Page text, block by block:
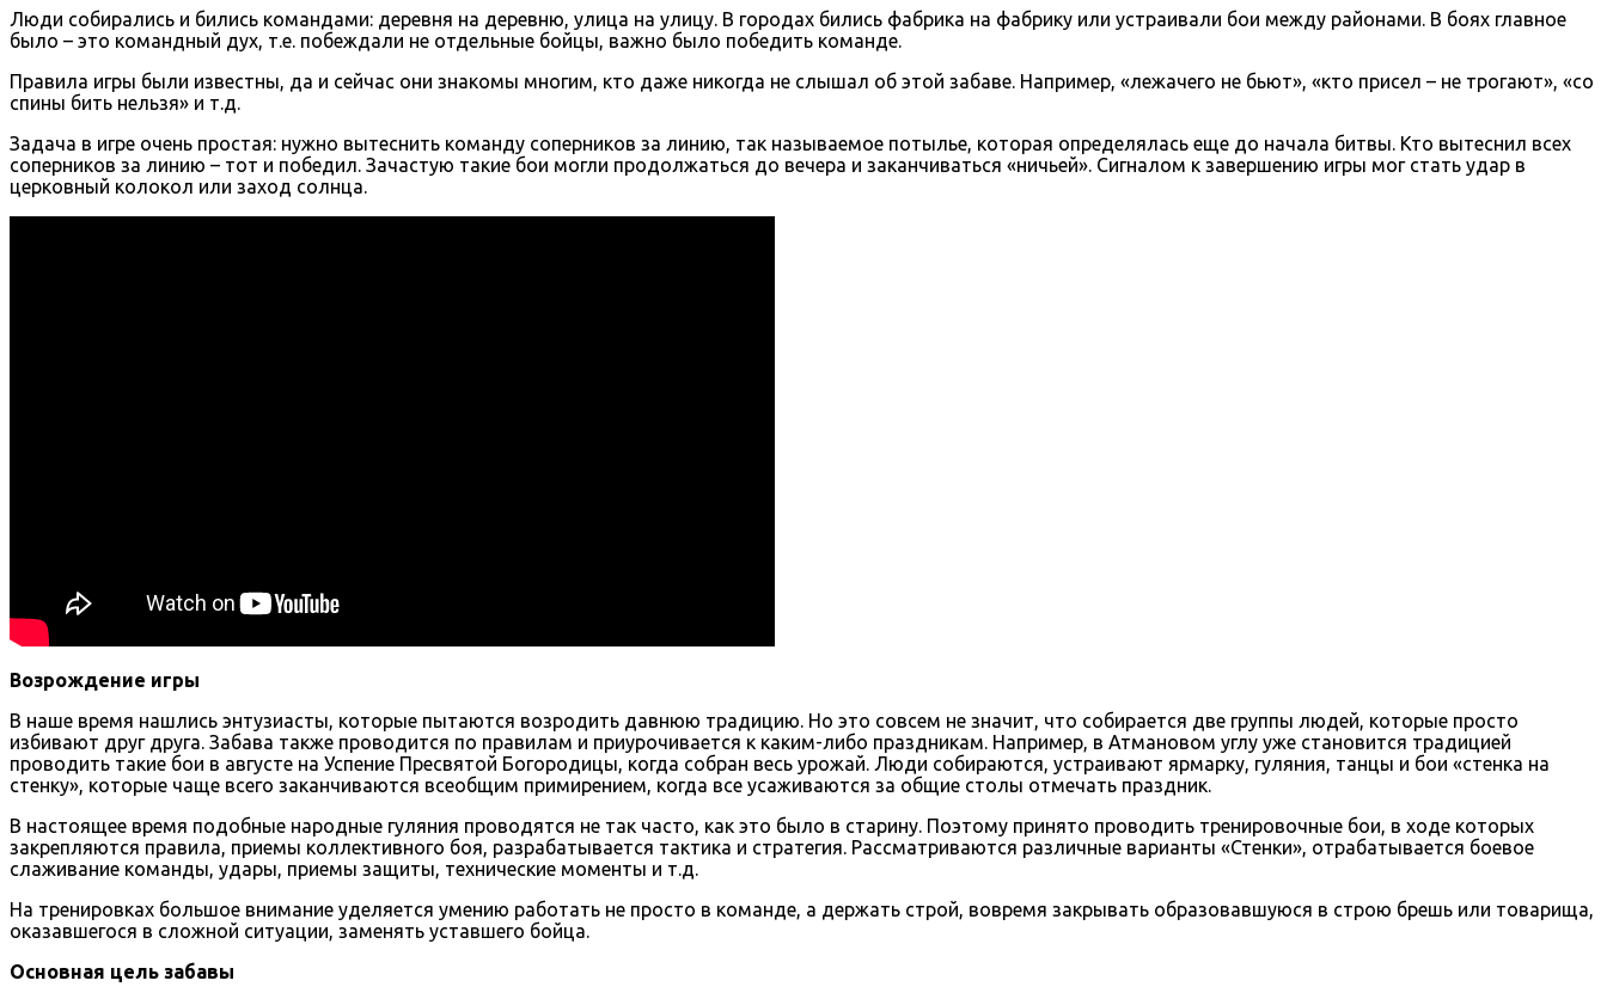
Люди собирались и бились командами: деревня на деревню, улица на улицу. В городах бились фабрика на фабрику или устраивали бои между районами. В боях главное
было – это командный дух, т.е. побеждали не отдельные бойцы, важно было победить команде.
Правила игры были известны, да и сейчас они знакомы многим, кто даже никогда не слышал об этой забаве. Например, «лежачего не бьют», «кто присел – не трогают», «со
спины бить нельзя» и т.д.
Задача в игре очень простая: нужно вытеснить команду соперников за линию, так называемое потылье, которая определялась еще до начала битвы. Кто вытеснил всех
соперников за линию – тот и победил. Зачастую такие бои могли продолжаться до вечера и заканчиваться «ничьей». Сигналом к завершению игры мог стать удар в
церковный колокол или заход солнца.
Возрождение игры
В наше время нашлись энтузиасты, которые пытаются возродить давнюю традицию. Но это совсем не значит, что собирается две группы людей, которые просто
избивают друг друга. Забава также проводится по правилам и приурочивается к каким-либо праздникам. Например, в Атмановом углу уже становится традицией
проводить такие бои в августе на Успение Пресвятой Богородицы, когда собран весь урожай. Люди собираются, устраивают ярмарку, гуляния, танцы и бои «стенка на
стенку», которые чаще всего заканчиваются всеобщим примирением, когда все усаживаются за общие столы отмечать праздник.
В настоящее время подобные народные гуляния проводятся не так часто, как это было в старину. Поэтому принято проводить тренировочные бои, в ходе которых
закрепляются правила, приемы коллективного боя, разрабатывается тактика и стратегия. Рассматриваются различные варианты «Стенки», отрабатывается боевое
слаживание команды, удары, приемы защиты, технические моменты и т.д.
На тренировках большое внимание уделяется умению работать не просто в команде, а держать строй, вовремя закрывать образовавшуюся в строю брешь или товарища,
оказавшегося в сложной ситуации, заменять уставшего бойца.
Основная цель забавы